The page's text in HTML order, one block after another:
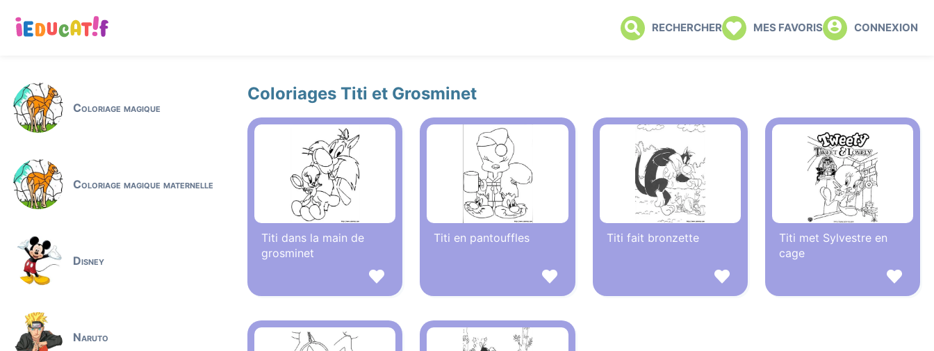
RECHERCHER MES FAVORIS CONNEXION
Coloriage magique
Coloriage magique maternelle
Disney
Naruto
Coloriages Titi et Grosminet
Titi dans la main de
grosminet
Titi en pantouffles Titi fait bronzette
Titi met Sylvestre en
cage